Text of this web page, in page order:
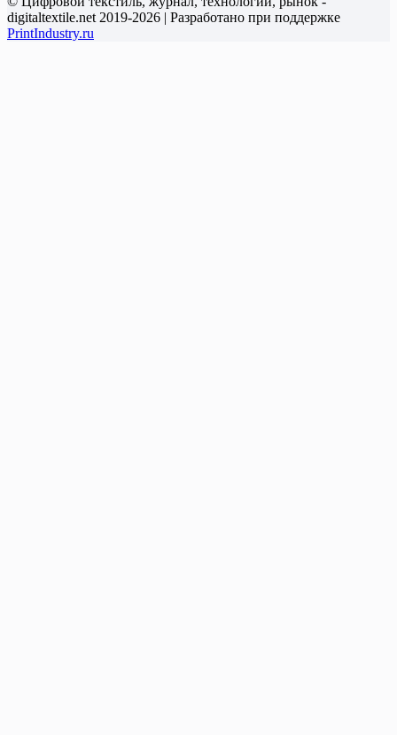
digitaltextile.net 2019-2026 | Разработано при поддержке
PrintIndustry.ru